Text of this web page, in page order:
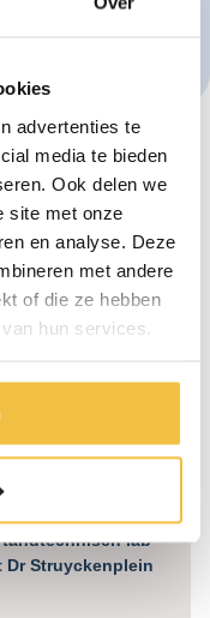
advertenties te
media te bieden
Ook delen we
site met onze
en analyse. Deze
met andere
of die ze hebben
hun services.
uur
alléén voor
lab
Dr Struyckenplein